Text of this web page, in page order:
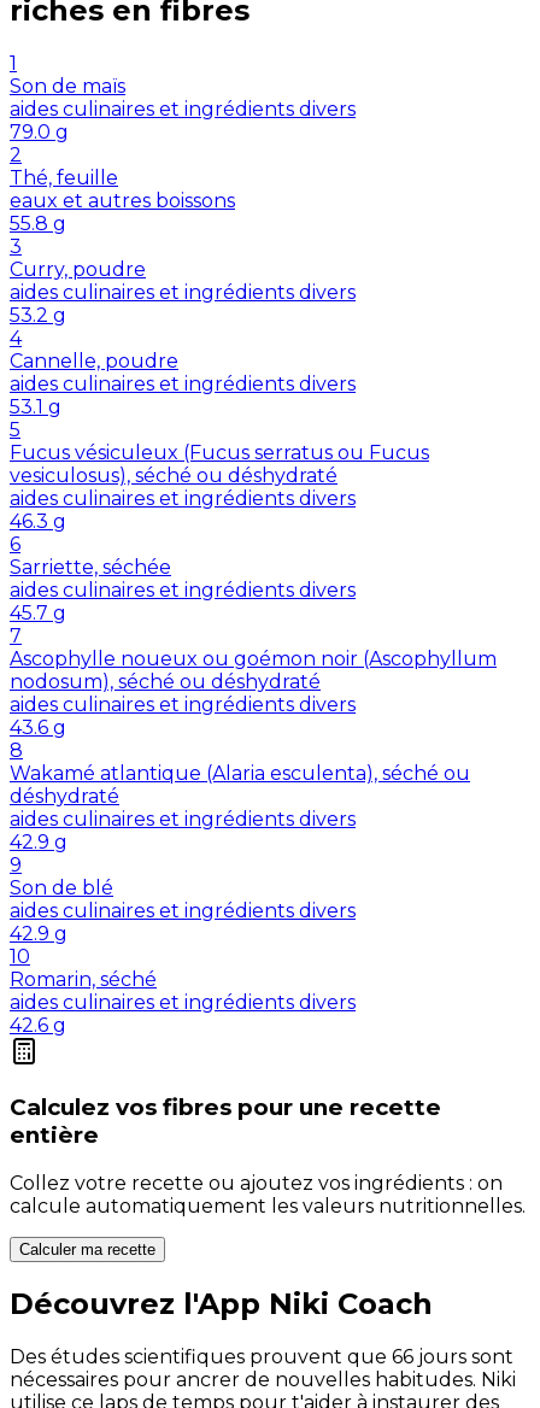
riches en fibres
1
Son de maïs
aides culinaires et ingrédients divers
79.0 g
2
Thé, feuille
eaux et autres boissons
55.8 g
3
Curry, poudre
aides culinaires et ingrédients divers
53.2 g
4
Cannelle, poudre
aides culinaires et ingrédients divers
53.1 g
5
Fucus vésiculeux (Fucus serratus ou Fucus
vesiculosus), séché ou déshydraté
aides culinaires et ingrédients divers
46.3 g
6
Sarriette, séchée
aides culinaires et ingrédients divers
45.7 g
7
Ascophylle noueux ou goémon noir (Ascophyllum
nodosum), séché ou déshydraté
aides culinaires et ingrédients divers
43.6 g
8
Wakamé atlantique (Alaria esculenta), séché ou
déshydraté
aides culinaires et ingrédients divers
42.9 g
9
Son de blé
aides culinaires et ingrédients divers
42.9 g
10
Romarin, séché
aides culinaires et ingrédients divers
42.6 g
Calculez vos fibres pour une recette
entière
Collez votre recette ou ajoutez vos ingrédients : on
calcule automatiquement les valeurs nutritionnelles.
Calculer ma recette
Découvrez l'App Niki Coach
Des études scientifiques prouvent que 66 jours sont
nécessaires pour ancrer de nouvelles habitudes. Niki
utilise ce laps de temps pour t'aider à instaurer des